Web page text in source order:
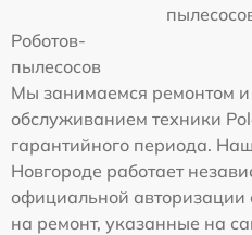
Роботов-
пылесосов
Мы занимаемся ремонтом и
обслуживанием техники
гарантийного периода.
Новгороде работает
официальной авторизации
на ремонт, указанные на